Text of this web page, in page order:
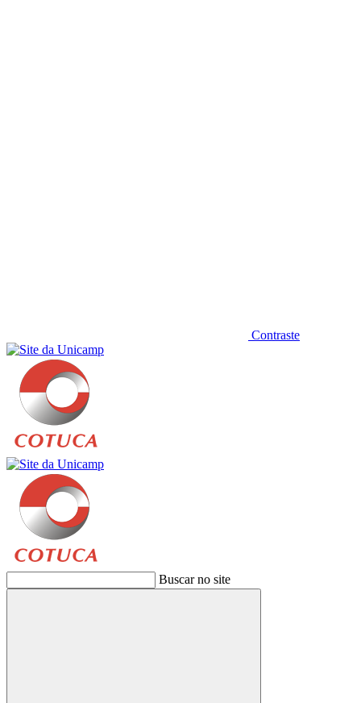
Contraste
Buscar no site